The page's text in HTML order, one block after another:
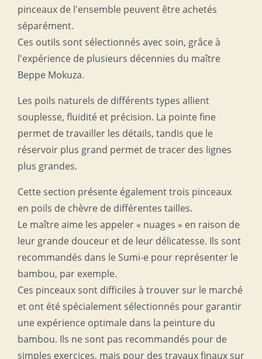
pinceaux de l'ensemble peuvent être achetés
séparément.
Ces outils sont sélectionnés avec soin, grâce à
l'expérience de plusieurs décennies du maître
Beppe Mokuza.
Les poils naturels de différents types allient
souplesse, fluidité et précision. La pointe fine
permet de travailler les détails, tandis que le
réservoir plus grand permet de tracer des lignes
plus grandes.
Cette section présente également trois pinceaux
en poils de chèvre de différentes tailles.
Le maître aime les appeler « nuages » en raison de
leur grande douceur et de leur délicatesse. Ils sont
recommandés dans le Sumi-e pour représenter le
bambou, par exemple.
Ces pinceaux sont difficiles à trouver sur le marché
et ont été spécialement sélectionnés pour garantir
une expérience optimale dans la peinture du
bambou. Ils ne sont pas recommandés pour de
simples exercices, mais pour des travaux finaux sur